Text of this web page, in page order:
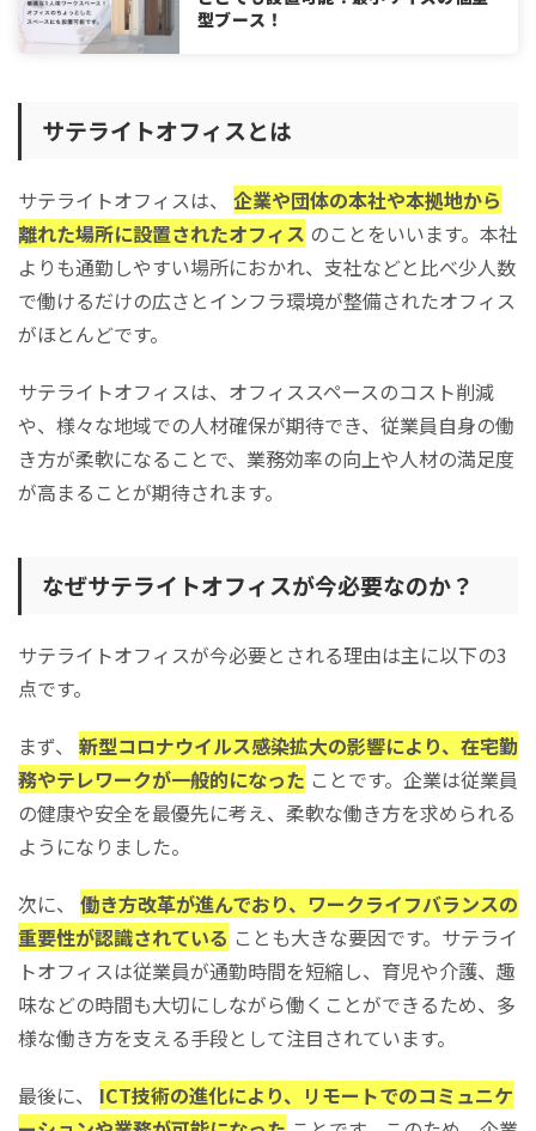
コミュニケーションが取りにくくなる
社員の労務管理が難しくなる
コミュニケーションツールの導入
セキュリティ対策を万全にする
まとめ
型ブース！
サテライトオフィスとは
サテライトオフィスは、 企業や団体の本社や本拠地から
離れた場所に設置されたオフィス のことをいいます。本社
よりも通勤しやすい場所におかれ、支社などと比べ少人数
で働けるだけの広さとインフラ環境が整備されたオフィス
がほとんどです。
サテライトオフィスは、オフィススペースのコスト削減
や、様々な地域での人材確保が期待でき、従業員自身の働
き方が柔軟になることで、業務効率の向上や人材の満足度
が高まることが期待されます。
なぜサテライトオフィスが今必要なのか？
サテライトオフィスが今必要とされる理由は主に以下の3
点です。
まず、 新型コロナウイルス感染拡大の影響により、在宅勤
務やテレワークが一般的になった ことです。企業は従業員
の健康や安全を最優先に考え、柔軟な働き方を求められる
ようになりました。
次に、 働き方改革が進んでおり、ワークライフバランスの
重要性が認識されている ことも大きな要因です。サテライ
トオフィスは従業員が通勤時間を短縮し、育児や介護、趣
味などの時間も大切にしながら働くことができるため、多
様な働き方を支える手段として注目されています。
最後に、 ICT技術の進化により、リモートでのコミュニケ